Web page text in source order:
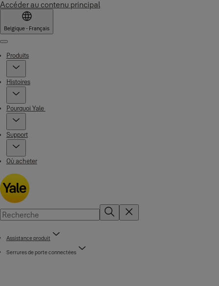
Accéder au contenu principal
Belgique - Français
Menu
Produits
Histoires
Pourquoi Yale
Support
Où acheter
Assistance produit
Serrures de porte connectées